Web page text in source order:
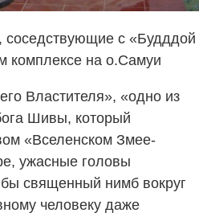
с «Будддой
комплексе на о.Самуи
Властителя», «одно из
Шивы, который
«Вселенском Змее-
ужасные головы
бы священный нимб вокруг
человеку даже